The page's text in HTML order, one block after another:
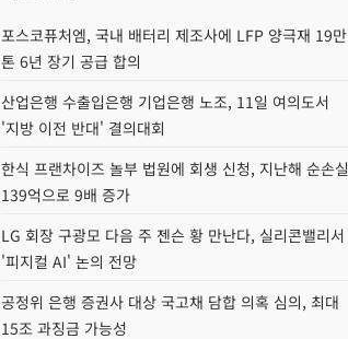
포스코퓨처엠, 국내 배터리 제조사에 LFP 양극재 19만
톤 6년 장기 공급 합의
산업은행 수출입은행 기업은행 노조, 11일 여의도서
'지방 이전 반대' 결의대회
한식 프랜차이즈 놀부 법원에 회생 신청, 지난해 순손실
139억으로 9배 증가
LG 회장 구광모 다음 주 젠슨 황 만난다, 실리콘밸리서
'피지컬 AI' 논의 전망
공정위 은행 증권사 대상 국고채 담합 의혹 심의, 최대
15조 과징금 가능성